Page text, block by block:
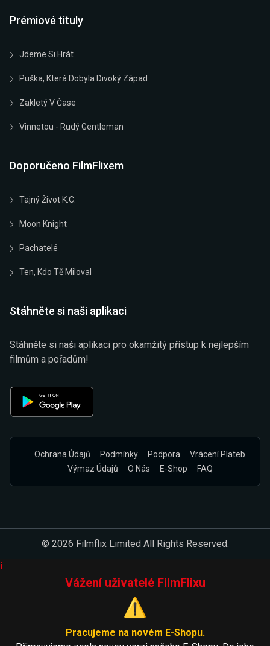
Prémiové tituly
Jdeme Si Hrát
Puška, Která Dobyla Divoký Západ
Zakletý V Čase
Vinnetou - Rudý Gentleman
Doporučeno FilmFlixem
Tajný Život K.C.
Moon Knight
Pachatelé
Ten, Kdo Tě Miloval
Stáhněte si naši aplikaci
Stáhněte si naši aplikaci pro okamžitý přístup k nejlepším
filmům a pořadům!
Ochrana Údajů Podmínky Podpora
Vrácení Plateb
Výmaz Údajů
O Nás E-Shop FAQ
© 2026 Filmflix Limited All Rights Reserved.
i
Vážení uživatelé FilmFlixu
⚠️
Pracujeme na novém E-Shopu.